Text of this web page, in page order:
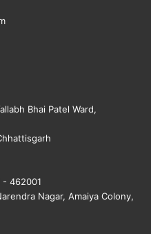
Bhai Patel Ward,
- 462001
Nagar, Amaiya Colony,